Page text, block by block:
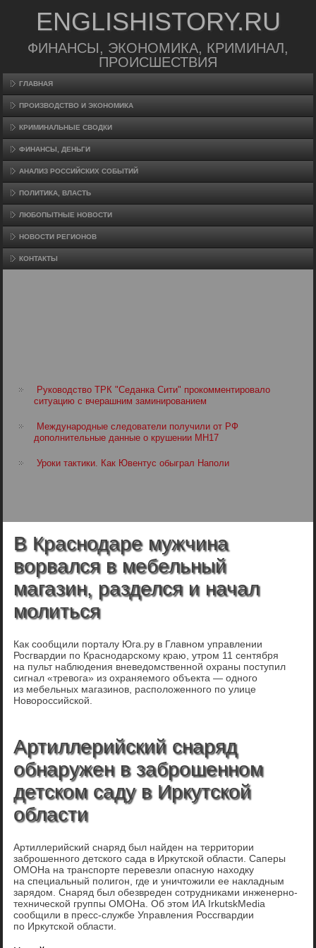
ENGLISHISTORY.RU
ФИНАНСЫ, ЭКОНОМИКА, КРИМИНАЛ,
ПРОИСШЕСТВИЯ
ГЛАВНАЯ
ПРОИЗВΟДСТВО И ЭКОНОМИКА
КРИМИНАЛЬНЫЕ СВОДКИ
ФИНАНСЫ, ДЕНЬГИ
АНАЛИЗ РОССИЙСКИХ СОБЫТИЙ
ПОЛИТИКА, ВЛАСТЬ
ЛЮБОПЫТНЫЕ НОВОСТИ
НОВОСТИ РЕГИОНОВ
КОНТАКТЫ
Руководство ТРК "Седанка Сити" прокомментировало
ситуацию с вчерашним заминированием
Международные следователи получили от РФ
дополнительные данные о крушении MH17
Уроки тактики. Как Ювентус обыграл Наполи
В Краснодаре мужчина
ворвался в мебельный
магазин, разделся и начал
молиться
Как сообщили порталу Юга.ру в Главном управлении
Росгвардии по Краснодарскому краю, утром 11 сентября
на пульт наблюдения вневедомственной охраны поступил
сигнал «тревога» из охраняемого объекта — одного
из мебельных магазинов, расположенного по улице
Новороссийской.
Артиллерийский снаряд
обнаружен в заброшенном
детском саду в Иркутской
области
Артиллерийский снаряд был найден на территории
заброшенного детского сада в Иркутской области. Саперы
ОМОНа на транспорте перевезли опасную находку
на специальный полигон, где и уничтожили ее накладным
зарядом. Снаряд был обезвреден сотрудниками инженерно-
технической группы ОМОНа. Об этом ИА IrkutskMedia
сообщили в пресс-службе Управления Россгвардии
по Иркутской области.